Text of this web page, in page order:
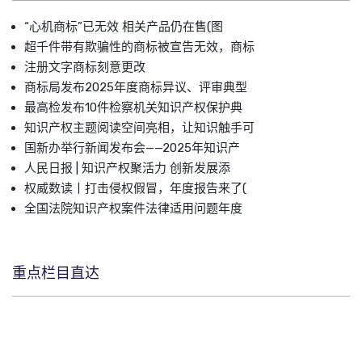
“心机商标”已无效 相关产品仍在售(图
超千件带有欺骗性的商标被宣告无效，商标
注册文字商标刻意更改
商标局发布2025年度商标异议、评审典型
最高检发布10件检察机关知识产权保护典
知识产权主题阅读空间亮相，让知识触手可
国新办举行新闻发布会——2025年知识产
人民日报 | 知识产权聚活力 创新发展添
权威数读丨打击侵权假冒，年度报告来了(
全国法院知识产权案件法律适用问题年度
重点栏目直达